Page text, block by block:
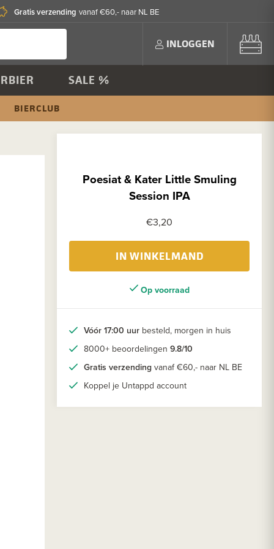
Gratis verzending vanaf €60,- naar NL BE
INLOGGEN
SALE %
BIERCLUB
Poesiat & Kater Little Smuling
Session IPA
€3,20
IN WINKELMAND
Op voorraad
Vóór 17:00 uur besteld, morgen in huis
8000+ beoordelingen 9.8/10
Gratis verzending vanaf €60,- naar NL BE
Koppel je Untappd account